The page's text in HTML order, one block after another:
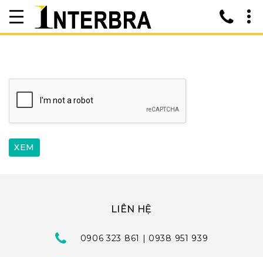
LIÊN HỆ
0906 323 861 | 0938 951 939